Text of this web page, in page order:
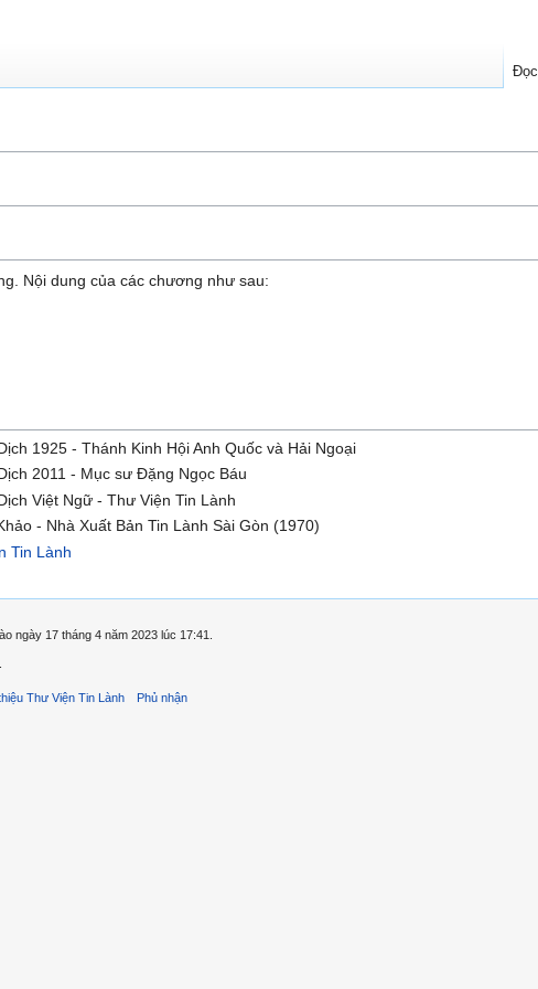
Nội dung của các chương như sau:
1925 - Thánh Kinh Hội Anh Quốc và Hải Ngoại
2011 - Mục sư Đặng Ngọc Báu
Việt Ngữ - Thư Viện Tin Lành
- Nhà Xuất Bản Tin Lành Sài Gòn (1970)
Tin Lành
Đọc
ngày 17 tháng 4 năm 2023 lúc 17:41.
Thư Viện Tin Lành Phủ nhận